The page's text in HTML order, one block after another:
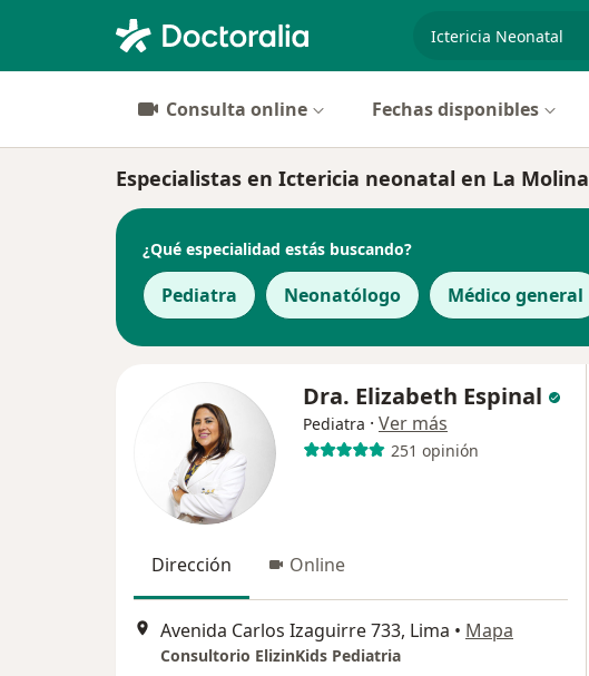
Consulta online Fechas disponibles
Especialistas en Ictericia neonatal en La Molina
¿Qué especialidad estás buscando?
Pediatra Neonatólogo Médico general
Dra. Elizabeth Espinal
Pediatra · Ver más
251 opinión
Dirección Online
Avenida Carlos Izaguirre 733, Lima • Mapa
Consultorio ElizinKids Pediatria